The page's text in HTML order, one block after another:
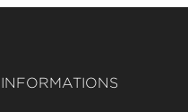
INFORMATIONS